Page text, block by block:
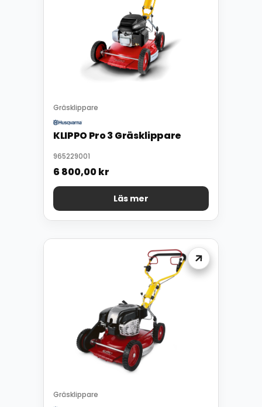
Gräsklippare
KLIPPO Pro 3 Gräsklippare
965229001
6 800,00kr
Läs mer
Gräsklippare